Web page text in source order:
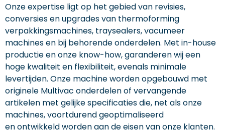
Onze expertise ligt op het gebied van revisies,
conversies en upgrades van thermoforming
verpakkingsmachines, traysealers, vacumeer
machines en bij behorende onderdelen. Met in-house
productie en onze know-how, garanderen wij een
hoge kwaliteit en flexibiliteit, evenals minimale
levertijden. Onze machine worden opgebouwd met
originele Multivac onderdelen of vervangende
artikelen met gelijke specificaties die, net als onze
machines, voortdurend geoptimaliseerd
en ontwikkeld worden aan de eisen van onze klanten.